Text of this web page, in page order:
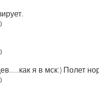
я в мск:) Полет